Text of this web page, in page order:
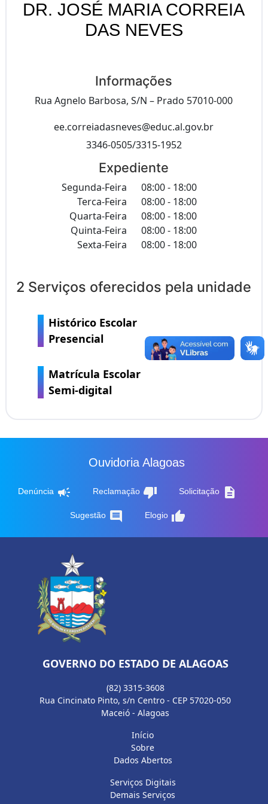
DR. JOSÉ MARIA CORREIA
DAS NEVES
Informações
Rua Agnelo Barbosa, S/N – Prado 57010-000
ee.correiadasneves@educ.al.gov.br
3346-0505/3315-1952
Expediente
Segunda-Feira
08:00 - 18:00
Terca-Feira
08:00 - 18:00
Quarta-Feira
08:00 - 18:00
Quinta-Feira
08:00 - 18:00
Sexta-Feira
08:00 - 18:00
2 Serviços oferecidos pela unidade
Histórico Escolar
Presencial
Matrícula Escolar
Semi-digital
Ouvidoria Alagoas
Denúncia campaign Reclamação thumb_down Solicitação description
Sugestão comment Elogio thumb_up
GOVERNO DO ESTADO DE ALAGOAS
(82) 3315-3608
Rua Cincinato Pinto, s/n Centro - CEP 57020-050
Maceió - Alagoas
Início
Sobre
Dados Abertos
Serviços Digitais
Demais Serviços